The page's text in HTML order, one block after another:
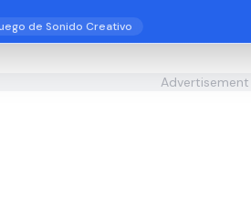
de Sonido Creativo
Advertisement